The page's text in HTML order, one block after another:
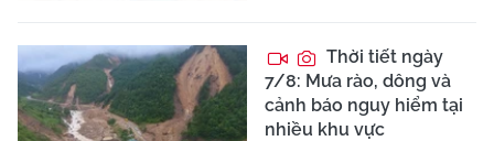
Thời tiết ngày
7/8: Mưa rào, dông và
cảnh báo nguy hiểm tại
nhiều khu vực